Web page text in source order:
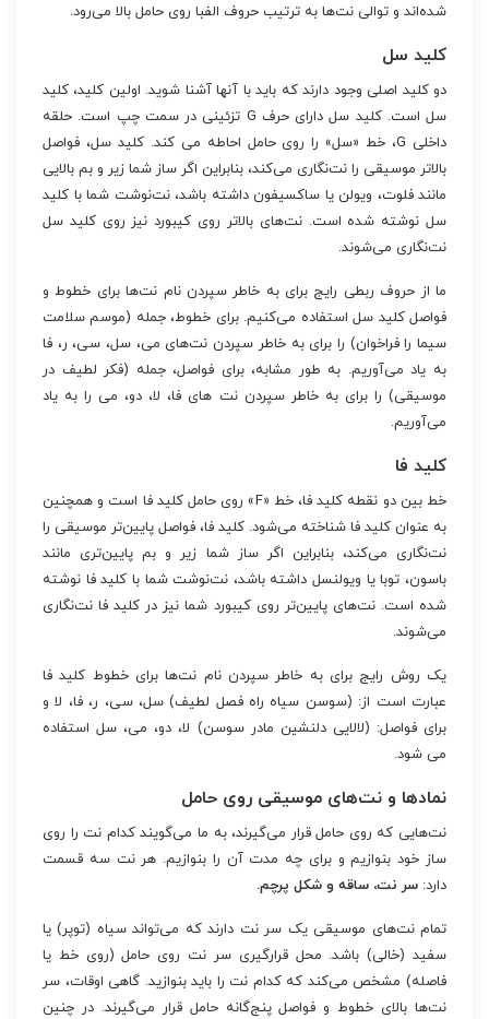
شده‌اند و توالی نت‌ها به ترتیب حروف الفبا روی حامل بالا می‌رود.
کلید سل
دو کلید اصلی وجود دارند که باید با آنها آشنا شوید. اولین کلید، کلید
سل است. کلید سل دارای حرف G تزئینی در سمت چپ است. حلقه
داخلی G، خط «سل» را روی حامل احاطه می کند. کلید سل، فواصل
بالاتر موسیقی را نت‌نگاری می‌کند، بنابراین اگر ساز شما زیر و بم بالایی
مانند فلوت، ویولن یا ساکسیفون داشته باشد، نت‌نوشت شما با کلید
سل نوشته شده است. نت‌های بالاتر روی کیبورد نیز روی کلید سل
نت‌نگاری می‌شوند.
ما از حروف ربطی رایج برای به خاطر سپردن نام نت‌ها برای خطوط و
فواصل کلید سل استفاده می‌کنیم. برای خطوط، جمله (موسم سلامت
سیما را فراخوان) را برای به خاطر سپردن نت‌های می، سل، سی، ر، فا
به یاد می‌آوریم. به طور مشابه، برای فواصل، جمله (فکر لطیف در
موسیقی) را برای به خاطر سپردن نت های فا، لا، دو، می را به یاد
می‌آوریم.
کلید فا
خط بین دو نقطه کلید فا، خط «F» روی حامل کلید فا است و همچنین
به عنوان کلید فا شناخته می‌شود. کلید فا، فواصل پایین‌تر موسیقی را
نت‌نگاری می‌کند، بنابراین اگر ساز شما زیر و بم پایین‌تری مانند
باسون، توبا یا ویولنسل داشته باشد، نت‌نوشت شما با کلید فا نوشته
شده است. نت‌های پایین‌تر روی کیبورد شما نیز در کلید فا نت‌نگاری
می‌شوند.
یک روش رایج برای به خاطر سپردن نام نت‌ها برای خطوط کلید فا
عبارت است از: (سوسن سیاه راه فصل لطیف) سل، سی، ر، فا، لا و
برای فواصل: (لالایی دلنشین مادر سوسن) لا، دو، می، سل استفاده
می شود.
نمادها و نت‌های موسیقی روی حامل
نت‌هایی که روی حامل قرار می‌گیرند، به ما می‌گویند کدام نت را روی
ساز خود بنوازیم و برای چه مدت آن را بنوازیم. هر نت سه قسمت
دارد: سر نت، ساقه و شکل پرچم.
تمام نت‌های موسیقی یک سر نت دارند که می‌تواند سیاه (توپر) یا
سفید (خالی) باشد. محل قرارگیری سر نت روی حامل (روی خط یا
فاصله) مشخص می‌کند که کدام نت را باید بنوازید. گاهی اوقات، سر
نت‌ها بالای خطوط و فواصل پنج‌گانه حامل قرار می‌گیرند. در چنین